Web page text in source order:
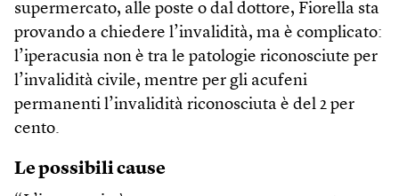
supermercato, alle poste o dal dottore, Fiorella sta
provando a chiedere l’invalidità, ma è complicato:
l’iperacusia non è tra le patologie riconosciute per
l’invalidità civile, mentre per gli acufeni
permanenti l’invalidità riconosciuta è del 2 per
cento.
Le possibili cause